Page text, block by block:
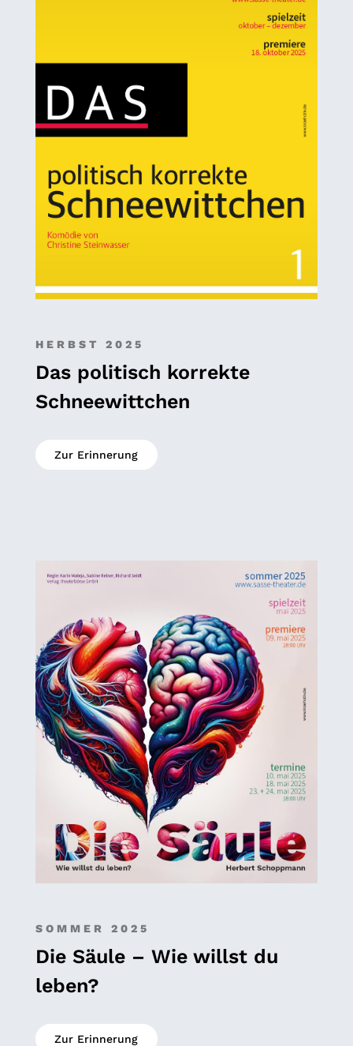
HERBST 2025
Das politisch korrekte
Schneewittchen
Zur Erinnerung
SOMMER 2025
Die Säule – Wie willst du
leben?
Zur Erinnerung